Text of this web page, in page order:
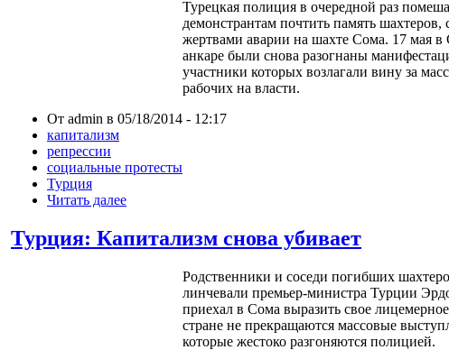
Турецкая полиция в очередной раз
демонстрантам почтить память шахтеров,
жертвами аварии на шахте Сома. 17 мая в
анкаре были снова разогнаны
участники которых возлагали вину за
рабочих на власти.
От admin в 05/18/2014 - 12:17
капитализм
репрессии
социальные протесты
Турция
Читать далее
Турция: Капитализм снова убивает
Родственники и соседи погибших
линчевали премьер-министра Турции
приехал в Сома выразить свое
стране не прекращаются массовые
которые жестоко разгоняются полицией.